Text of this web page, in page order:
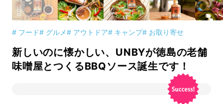
# フード# グルメ# アウトドア# キャンプ# お取り寄せ
新しいのに懐かしい、UNBYが徳島の老舗
味噌屋とつくるBBQソース誕生です！